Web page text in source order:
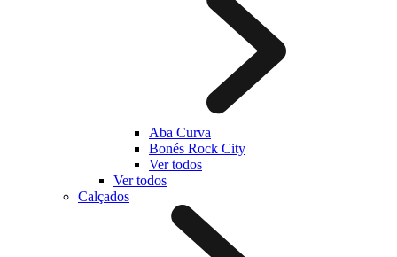
Aba Curva
Bonés Rock City
Ver todos
Ver todos
Calçados